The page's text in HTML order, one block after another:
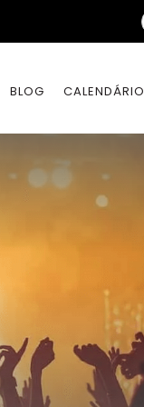
BLOG CALENDÁRIO